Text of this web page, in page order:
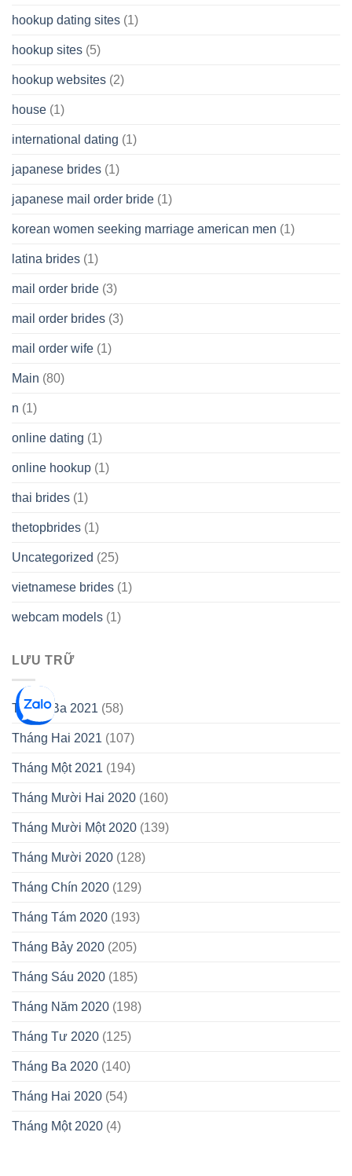
hookup dating sites (1)
hookup sites (5)
hookup websites (2)
house (1)
international dating (1)
japanese brides (1)
japanese mail order bride (1)
korean women seeking marriage american men (1)
latina brides (1)
mail order bride (3)
mail order brides (3)
mail order wife (1)
Main (80)
n (1)
online dating (1)
online hookup (1)
thai brides (1)
thetopbrides (1)
Uncategorized (25)
vietnamese brides (1)
webcam models (1)
LƯU TRỮ
Tháng Ba 2021 (58)
Tháng Hai 2021 (107)
Tháng Một 2021 (194)
Tháng Mười Hai 2020 (160)
Tháng Mười Một 2020 (139)
Tháng Mười 2020 (128)
Tháng Chín 2020 (129)
Tháng Tám 2020 (193)
Tháng Bảy 2020 (205)
Tháng Sáu 2020 (185)
Tháng Năm 2020 (198)
Tháng Tư 2020 (125)
Tháng Ba 2020 (140)
Tháng Hai 2020 (54)
Tháng Một 2020 (4)